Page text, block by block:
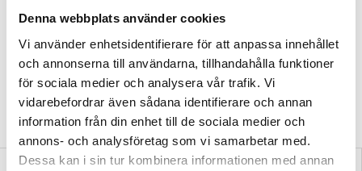
Denna webbplats använder cookies
Vi använder enhetsidentifierare för att anpassa innehållet
och annonserna till användarna, tillhandahålla funktioner
för sociala medier och analysera vår trafik. Vi
vidarebefordrar även sådana identifierare och annan
information från din enhet till de sociala medier och
annons- och analysföretag som vi samarbetar med.
Dessa kan i sin tur kombinera informationen med annan
samman två världar
MINNESORDEbbe Andersson var under över
tre decennier en drivande kraft i samarbetet
mellan svenska och tanzaniska
folkhögskolor, skriver Clara Hyldgaard
Nankler.